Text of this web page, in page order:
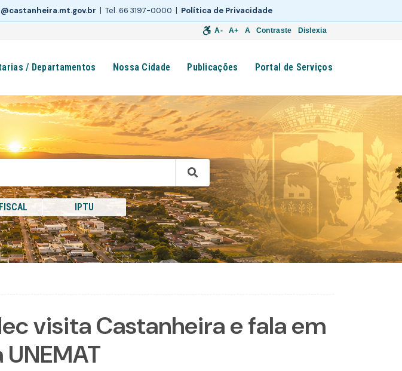
| Tel. 66 3197-0000 | Política de Privacidade
A- A+ A Contraste Dislexia
/ Departamentos Nossa Cidade Publicações Portal de Serviços
IPTU
visita Castanheira e fala em